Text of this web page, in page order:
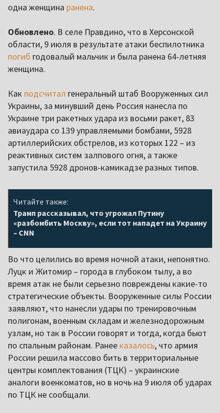
одна женщина ранена.
Обновлено. В селе Правдино, что в Херсонской
области, 9 июля в результате атаки беспилотника
погиб годовалый мальчик и была ранена 64-летняя
женщина.
Как подсчитал генеральный штаб Вооруженных сил
Украины, за минувший день Россия нанесла по
Украине три ракетных удара из восьми ракет, 83
авиаудара со 139 управляемыми бомбами, 5928
артиллерийских обстрелов, из которых 122 – из
реактивных систем залпового огня, а также
запустила 5928 дронов-камикадзе разных типов.
Читайте также:
Трамп рассказывал, что угрожал Путину
«разбомбить Москву», если тот нападет на Украину
– CNN
Во что целились во время ночной атаки, непонятно.
Луцк и Житомир – города в глубоком тылу, а во
время атак не были серьезно повреждены какие-то
стратегические объекты. Вооруженные силы России
заявляют, что нанесли удары по тренировочным
полигонам, военным складам и железнодорожным
узлам, но так в России говорят и тогда, когда бьют
по спальным районам. Ранее казалось, что армия
России решила массово бить в территориальные
центры комплектования (ТЦК) – украинские
аналоги военкоматов, но в ночь на 9 июля об ударах
по ТЦК не сообщали.